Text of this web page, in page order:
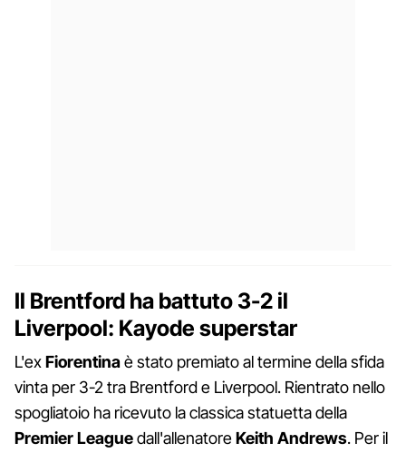
Il Brentford ha battuto 3-2 il
Liverpool: Kayode superstar
L'exFiorentinaè stato premiato al termine della sfida
vinta per 3-2 tra Brentford e Liverpool. Rientrato nello
spogliatoio ha ricevuto la classica statuetta della
Premier Leaguedall'allenatoreKeith Andrews. Per il